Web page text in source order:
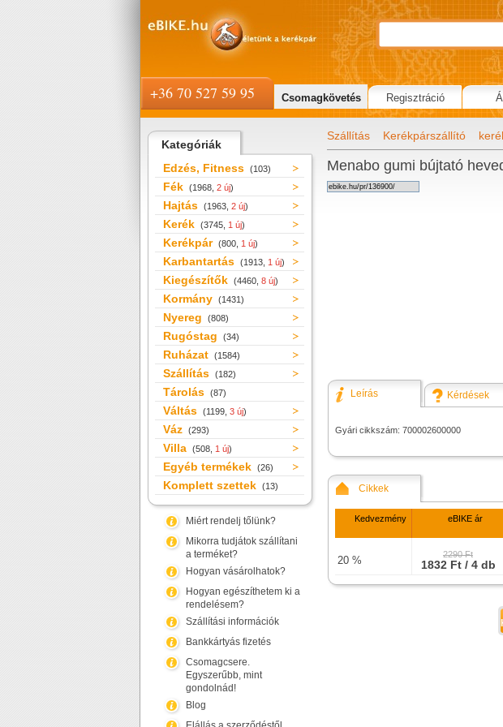
Kategóriák
Edzés, Fitness (103)
Fék (1968, 2 új)
Hajtás (1963, 2 új)
Kerék (3745, 1 új)
Kerékpár (800, 1 új)
Karbantartás (1913, 1 új)
Kiegészítők (4460, 8 új)
Kormány (1431)
Nyereg (808)
Rugóstag (34)
Ruházat (1584)
Szállítás (182)
Tárolás (87)
Váltás (1199, 3 új)
Váz (293)
Villa (508, 1 új)
Egyéb termékek (26)
Komplett szettek (13)
Miért rendelj tőlünk?
Mikorra tudjátok szállítani
a terméket?
Hogyan vásárolhatok?
Hogyan egészíthetem ki a
rendelésem?
Szállítási információk
Bankkártyás fizetés
Csomagcsere.
Egyszerűbb, mint
gondolnád!
Blog
Szállítás Kerékpárszállító
Menabo gumi bújtató
Leírás Kérdések
Gyári cikkszám: 700002600000
Cikkek
Kedvezmény eBIKE ár
20 % 2290 Ft
1832 Ft / 4 db
+36 70 527 59 95 Csomagkövetés Regisztráció